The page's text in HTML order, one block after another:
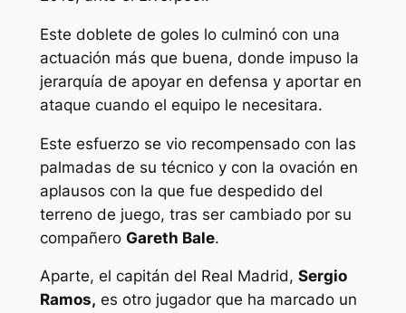
Este doblete de goles lo culminó con una
actuación más que buena, donde impuso la
jerarquía de apoyar en defensa y aportar en
ataque cuando el equipo le necesitara.
Este esfuerzo se vio recompensado con las
palmadas de su técnico y con la ovación en
aplausos con la que fue despedido del
terreno de juego, tras ser cambiado por su
compañero Gareth Bale.
Aparte, el capitán del Real Madrid, Sergio
Ramos, es otro jugador que ha marcado un